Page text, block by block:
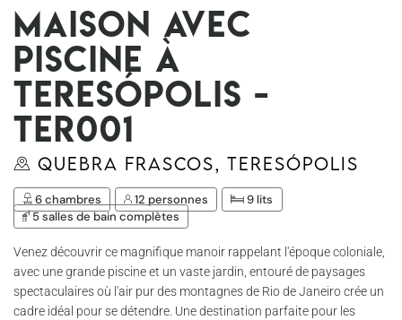
Maison avec
piscine à
Teresópolis -
Ter001
Quebra Frascos, Teresópolis
6 chambres 12 personnes
9 lits
5 salles de bain complètes
Venez découvrir ce magnifique manoir rappelant l'époque coloniale,
avec une grande piscine et un vaste jardin, entouré de paysages
spectaculaires où l'air pur des montagnes de Rio de Janeiro crée un
cadre idéal pour se détendre. Une destination parfaite pour les